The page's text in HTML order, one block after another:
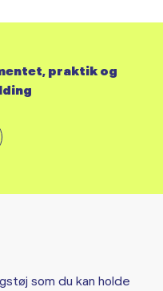
som du kan holde
praktik og